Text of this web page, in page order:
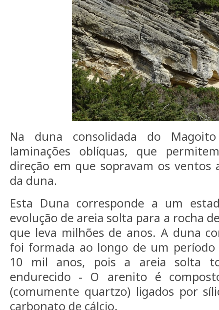
Na duna consolidada do
laminações oblíquas, que
direção em que sopravam os ventos
da duna.
Esta Duna corresponde a um
evolução de areia solta para a rocha
que leva milhões de anos. A duna
foi formada ao longo de um período
10 mil anos, pois a areia solta
endurecido - O arenito é
(comumente quartzo) ligados por
carbonato de cálcio.